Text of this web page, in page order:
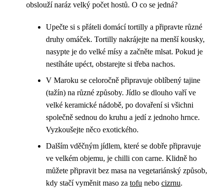
obslouží naráz velký počet hostů. O co se jedná?
Upečte si s přáteli domácí tortilly a připravte různé
druhy omáček. Tortilly nakrájejte na menší kousky,
nasypte je do velké mísy a začněte mlsat. Pokud je
nestíháte upéct, obstarejte si třeba nachos.
V Maroku se celoročně připravuje oblíbený tajine
(tažín) na různé způsoby. Jídlo se dlouho vaří ve
velké keramické nádobě, po dovaření si všichni
společně sednou do kruhu a jedí z jednoho hrnce.
Vyzkoušejte něco exotického.
Dalším vděčným jídlem, které se dobře připravuje
ve velkém objemu, je chilli con carne. Klidně ho
můžete připravit bez masa na vegetariánský způsob,
kdy stačí vyměnit maso za tofu nebo cizrnu.